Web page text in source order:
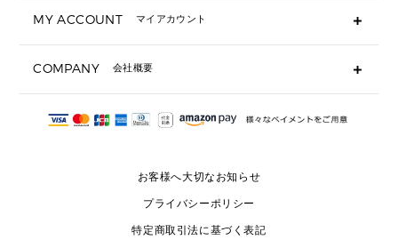
定期ケース・カードケース・名刺入れ
サンダル
スニーカー
▶ ウェア
ギフト用にラッピングができますか？
ショッピングバッグを購入商品分送ってもらえますか？
注文後に完了メールが受信できないのですが？
サイズ交換はできますか？
MY ACCOUNT マイアカウント
COMPANY 会社概要
会社概要
お客様へ大切なお知らせ
プライバシーポリシー
特定商取引法に基づく表記